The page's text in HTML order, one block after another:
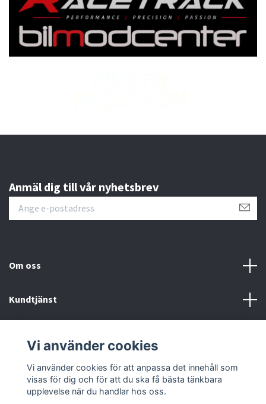
Anmäl dig till vår nyhetsbrev
Om oss
Kundtjänst
Sociala medier
Vi använder cookies
Vi använder cookies för att anpassa det innehåll som
visas för dig och för att du ska få bästa tänkbara
upplevelse när du handlar hos oss.